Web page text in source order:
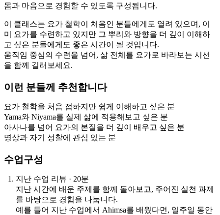
몸과 마음으로 경험할 수 있도록 구성됩니다.
이 클래스는 요가 철학이 처음인 분들에게도 열려 있으며, 이
미 요가를 수련하고 있지만 그 뿌리와 방향을 더 깊이 이해하
고 싶은 분들에게도 좋은 시간이 될 것입니다.
움직임 중심의 수련을 넘어, 삶 전체를 요가로 바라보는 시선
을 함께 길러보세요.
이런 분들께 추천합니다
요가 철학을 처음 접하지만 쉽게 이해하고 싶은 분
Yama와 Niyama를 실제 삶에 적용해보고 싶은 분
아사나를 넘어 요가의 본질을 더 깊이 배우고 싶은 분
명상과 자기 성찰에 관심 있는 분
수업구성
지난 수업 리뷰 · 20분
지난 시간에 배운 주제를 함께 돌아보고, 주어진 실천 과제
를 바탕으로 경험을 나눕니다.
예를 들어 지난 수업에서 Ahimsa를 배웠다면, 일주일 동안